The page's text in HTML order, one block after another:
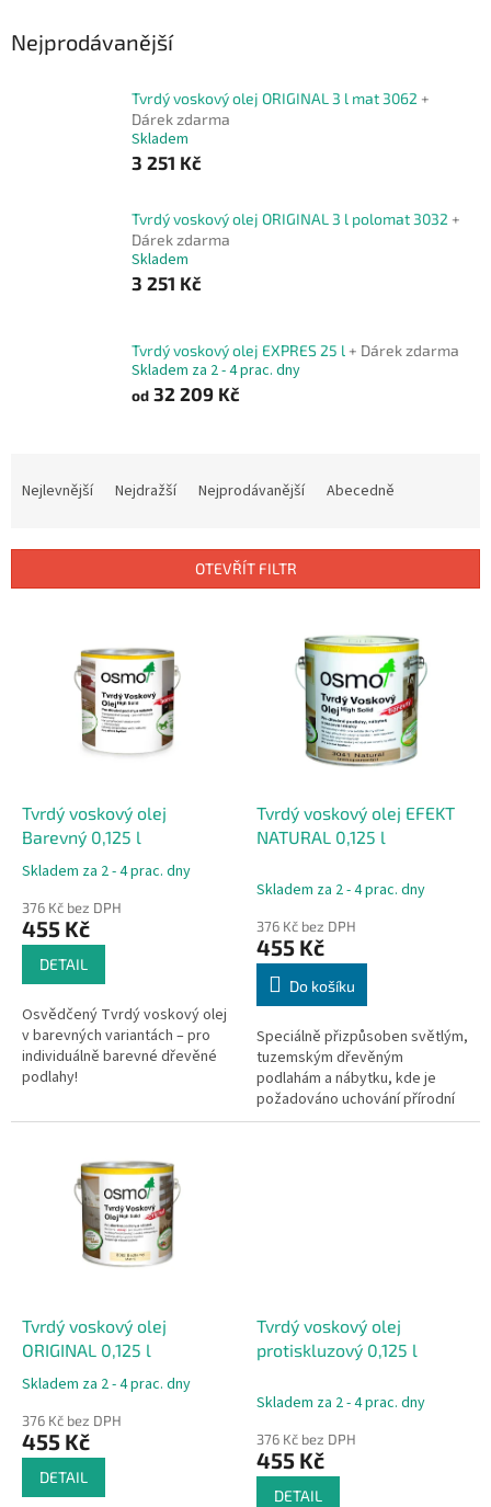
Nejprodávanější
Tvrdý voskový olej ORIGINAL 3 l mat 3062 +
Dárek zdarma
Skladem
3 251 Kč
Tvrdý voskový olej ORIGINAL 3 l polomat 3032 +
Dárek zdarma
Skladem
3 251 Kč
Tvrdý voskový olej EXPRES 25 l + Dárek zdarma
Skladem za 2 - 4 prac. dny
od 32 209 Kč
í
Nejlevnější Nejdražší Nejprodávanější Abecedně
OTEVŘÍT FILTR
Tvrdý voskový olej
Barevný 0,125 l
Průměrné
produktu
je
hvězdiček.
Skladem za 2 - 4 prac. dny
376 Kč bez DPH
455 Kč
DETAIL
Osvědčený Tvrdý voskový olej
v barevných variantách – pro
individuálně barevné dřevěné
podlahy!
Tvrdý voskový olej EFEKT
NATURAL 0,125 l
Skladem za 2 - 4 prac. dny
376 Kč bez DPH
455 Kč
Do košíku
Speciálně přizpůsoben světlým,
tuzemským dřevěným
podlahám a nábytku, kde je
požadováno uchování přírodní
světlé optiky dřeva bez
Tvrdý voskový olej
ORIGINAL 0,125 l
Průměrné
produktu
je
Skladem za 2 - 4 prac. dny
376 Kč bez DPH
455 Kč
DETAIL
Tvrdý voskový olej
protiskluzový 0,125 l
Skladem za 2 - 4 prac. dny
376 Kč bez DPH
455 Kč
DETAIL